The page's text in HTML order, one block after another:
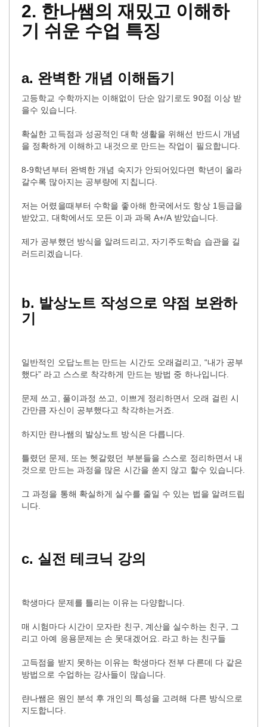
2. 한나쌤의 재밌고 이해하
기
쉬운 수업 특징
a. 완벽한 개념 이해돕기
고등학교 수학까지는 이해없이 단순 암기로도 90점 이상 받
을수 있습니다.
확실한 고득점과 성공적인 대학 생활을 위해선 반드시 개념
을 정확하게 이해하고 내것으로 만드는 작업이 필요합니다.
8-9학년부터 완벽한 개념 숙지가 안되어있다면 학년이 올라
갈수록 많아지는 공부량에 지칩니다.
저는 어렸을때부터 수학을 좋아해 한국에서도 항상 1등급을
받았고, 대학에서도 모든 이과 과목 A+/A 받았습니다.
제가 공부했던 방식을 알려드리고, 자기주도학습 습관을 길
러드리겠습니다.
b. 발상노트 작성으로 약점 보완하
기
일반적인 오답노트는 만드는 시간도 오래걸리고, “내가 공부
했다” 라고 스스로 착각하게 만드는 방법 중 하나입니다.
문제 쓰고, 풀이과정 쓰고, 이쁘게 정리하면서 오래 걸린 시
간만큼 자신이 공부했다고 착각하는거죠.
하지만 랸나쌤의 발상노트 방식은 다릅니다.
틀렸던 문제, 또는 헷갈렸던 부분들을 스스로 정리하면서 내
것으로 만드는 과정을 많은 시간을 쏟지 않고 할수 있습니다.
그 과정을 통해 확실하게 실수를 줄일 수 있는 법을 알려드립
니다.
c. 실전 테크닉 강의
학생마다 문제를 틀리는 이유는 다양합니다.
매 시험마다 시간이 모자란 친구, 계산을 실수하는 친구, 그
리고 아예 응용문제는 손 못대겠어요. 라고 하는 친구들
고득점을 받지 못하는 이유는 학생마다 전부 다른데 다 같은
방법으로 수업하는 강사들이 많습니다.
랸나쌤은 원인 분석 후 개인의 특성을 고려해 다른 방식으로
지도합니다.